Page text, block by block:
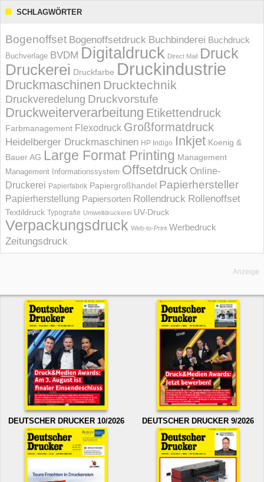
SCHLAGWÖRTER
Bogenoffset Bogenoffsetdruck Buchbinderei Buchdruck
Buchverlage BVDM Digitaldruck Direct Mail Druck
Druckerei Druckfarbe Druckindustrie
Druckmaschinen Drucktechnik
Druckveredelung Druckvorstufe
Druckweiterverarbeitung Etikettendruck
Farbmanagement Flexodruck Großformatdruck
Heidelberger Druckmaschinen HP Indigo Inkjet Koenig &
Bauer AG Large Format Printing Management
Management Informations­system Offsetdruck Online-
Druckerei Papierfabrik Papiergroßhandel Papierhersteller
Papierherstellung Papiersorten Rollendruck Rollenoffset
Textildruck Typografie Umweltdruckerei UV-Druck
Verpackungsdruck Web-to-Print Werbedruck
Zeitungsdruck
Anzeige
DEUTSCHER DRUCKER 10/2026 DEUTSCHER DRUCKER 9/2026